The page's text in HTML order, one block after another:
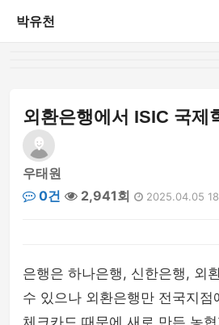
박유천
외환은행에서 ISIC 국제
우태원
0건
2,941회 2025.04.05
은행은 하나은행, 신한은행, 외
수 있으나 외환은행만 전국지점
체크카드 때문에 새로 만든 농